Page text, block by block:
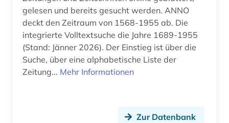
evangelische kirche von kurhessen-waldeck
(1)
evangelische kirche von westfalen (1)
gelesen und bereits gesucht werden. ANNO
deckt den Zeitraum von 1568-1955 ab. Die
integrierte Volltextsuche die Jahre 1689-1955
(Stand: Jänner 2026). Der Einstieg ist über die
Suche, über eine alphabetische Liste der
Zeitung... Mehr Informationen
Zur Datenbank